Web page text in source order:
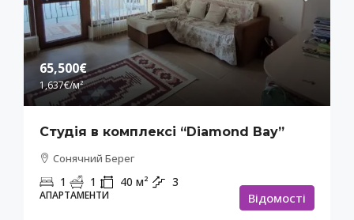
65,500€
1,637€/м²
Студія в комплексі “Diamond Bay”
Сонячний Берег
1 1 40 м² 3
АПАРТАМЕНТИ Відомості